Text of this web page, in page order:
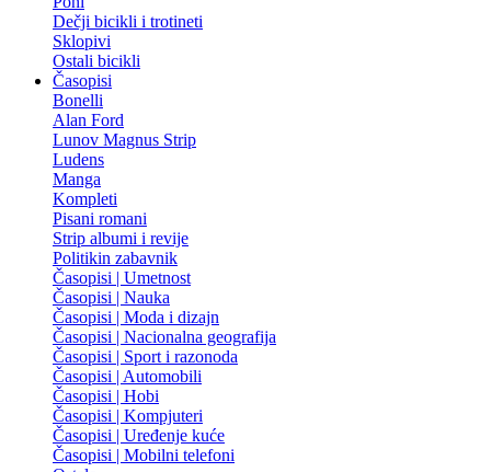
Dečji bicikli i trotineti
Sklopivi
Ostali bicikli
Časopisi
Bonelli
Alan Ford
Lunov Magnus Strip
Ludens
Manga
Kompleti
Pisani romani
Strip albumi i revije
Politikin zabavnik
Časopisi | Umetnost
Časopisi | Nauka
Časopisi | Moda i dizajn
Časopisi | Nacionalna geografija
Časopisi | Sport i razonoda
Časopisi | Automobili
Časopisi | Hobi
Časopisi | Kompjuteri
Časopisi | Uređenje kuće
Časopisi | Mobilni telefoni